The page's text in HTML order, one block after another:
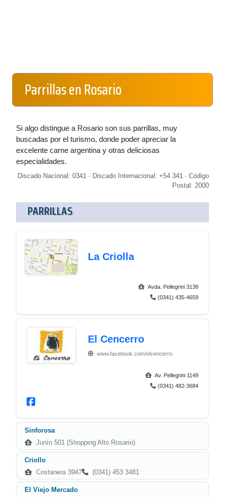
Parrillas en Rosario
Si algo distingue a Rosario son sus parrillas, muy
buscadas por el turismo, donde poder apreciar la
excelente carne argentina y otras deliciosas
especialidades.
Discado Nacional: 0341 · Discado Internacional: +54 341 · Código
Postal: 2000
PARRILLAS
La Criolla
Avda. Pellegrini 3138
(0341) 435-4659
El Cencerro
www.facebook.com/elcencerro
Av. Pellegrini 1149
(0341) 482-3684
Sinforosa
Junín 501 (Shopping Alto Rosario)
Criollo
Costanera 3947
(0341) 453 3481
El Viejo Mercado